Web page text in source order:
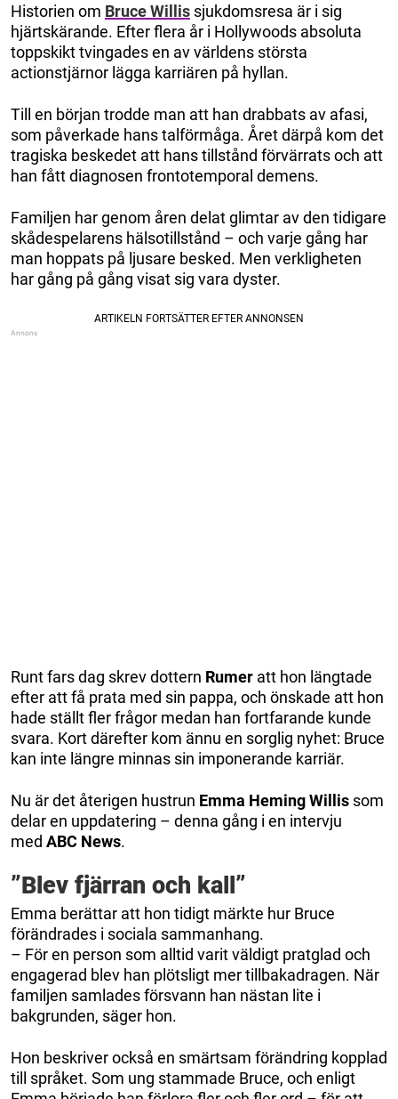
Historien om Bruce Willis sjukdomsresa är i sig
hjärtskärande. Efter flera år i Hollywoods absoluta
toppskikt tvingades en av världens största
actionstjärnor lägga karriären på hyllan.
Till en början trodde man att han drabbats av afasi,
som påverkade hans talförmåga. Året därpå kom det
tragiska beskedet att hans tillstånd förvärrats och att
han fått diagnosen frontotemporal demens.
Familjen har genom åren delat glimtar av den tidigare
skådespelarens hälsotillstånd – och varje gång har
man hoppats på ljusare besked. Men verkligheten
har gång på gång visat sig vara dyster.
Runt fars dag skrev dottern Rumer att hon längtade
efter att få prata med sin pappa, och önskade att hon
hade ställt fler frågor medan han fortfarande kunde
svara. Kort därefter kom ännu en sorglig nyhet: Bruce
kan inte längre minnas sin imponerande karriär.
Nu är det återigen hustrun Emma Heming Willis som
delar en uppdatering – denna gång i en intervju
med ABC News.
”Blev fjärran och kall”
Emma berättar att hon tidigt märkte hur Bruce
förändrades i sociala sammanhang.
– För en person som alltid varit väldigt pratglad och
engagerad blev han plötsligt mer tillbakadragen. När
familjen samlades försvann han nästan lite i
bakgrunden, säger hon.
Hon beskriver också en smärtsam förändring kopplad
till språket. Som ung stammade Bruce, och enligt